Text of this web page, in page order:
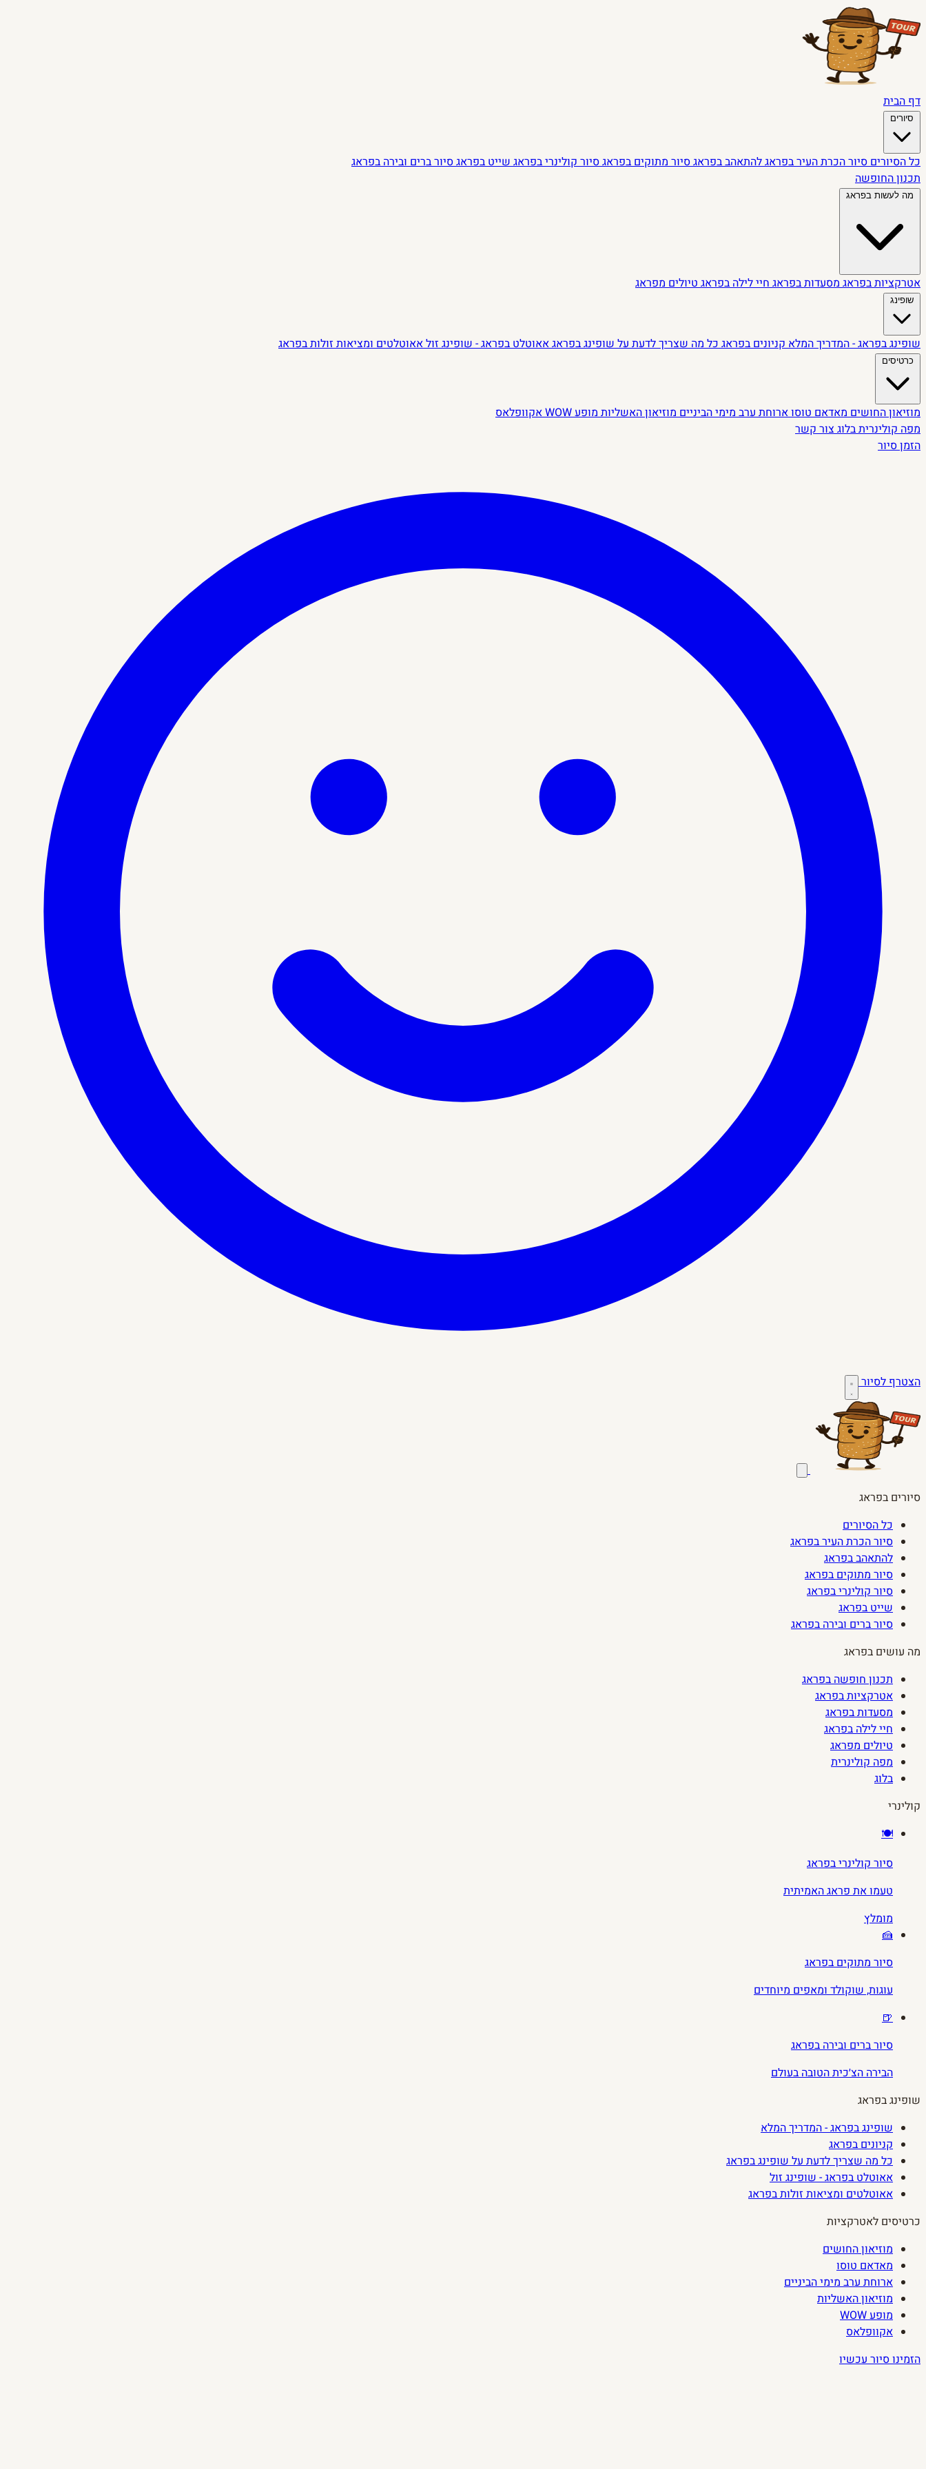
דף הבית
סיורים
כל הסיוריםסיור הכרת העיר בפראגלהתאהב בפראגסיור מתוקים בפראגסיור קולינרי בפראגשייט בפראגסיור ברים ובירה בפראג
תכנון החופשה
מה לעשות בפראג
אטרקציות בפראגמסעדות בפראגחיי לילה בפראגטיולים מפראג
שופינג
שופינג בפראג - המדריך המלאקניונים בפראגכל מה שצריך לדעת על שופינג בפראגאאוטלט בפראג - שופינג זולאאוטלטים ומציאות זולות בפראג
כרטיסים
מוזיאון החושיםמאדאם טוסוארוחת ערב מימי הבינייםמוזיאון האשליותמופע WOW
אקוופלאס
מפה קולינריתבלוגצור קשר
הזמן סיור
הצטרף לסיור
סיורים בפראג
כל הסיורים
סיור הכרת העיר בפראג
להתאהב בפראג
סיור מתוקים בפראג
סיור קולינרי בפראג
שייט בפראג
סיור ברים ובירה בפראג
מה עושים בפראג
תכנון חופשה בפראג
אטרקציות בפראג
מסעדות בפראג
חיי לילה בפראג
טיולים מפראג
מפה קולינרית
בלוג
קולינרי
🍽️
סיור קולינרי בפראג
טעמו את פראג האמיתית
מומלץ
🍰
סיור מתוקים בפראג
עוגות, שוקולד ומאפים מיוחדים
🍺
סיור ברים ובירה בפראג
הבירה הצ׳כית הטובה בעולם
שופינג בפראג
שופינג בפראג - המדריך המלא
קניונים בפראג
כל מה שצריך לדעת על שופינג בפראג
אאוטלט בפראג - שופינג זול
אאוטלטים ומציאות זולות בפראג
כרטיסים לאטרקציות
מוזיאון החושים
מאדאם טוסו
ארוחת ערב מימי הביניים
מוזיאון האשליות
מופע WOW
אקוופלאס
הזמינו סיור עכשיו